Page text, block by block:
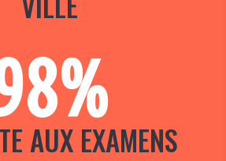
%
AUX EXAMENS